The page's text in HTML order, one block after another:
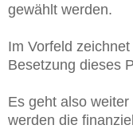
gewählt werden.
Im Vorfeld
Besetzung dieses
Es geht also
werden die